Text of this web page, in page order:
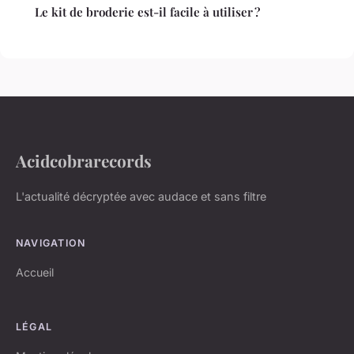
Le kit de broderie est-il facile à utiliser ?
Acidcobrarecords
L'actualité décryptée avec audace et sans filtre
NAVIGATION
Accueil
LÉGAL